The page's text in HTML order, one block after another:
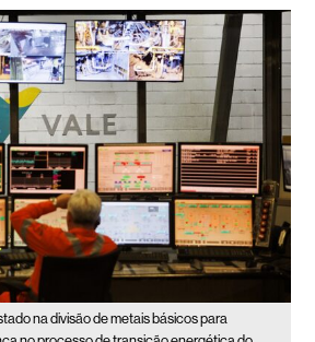
na divisão de metais básicos para